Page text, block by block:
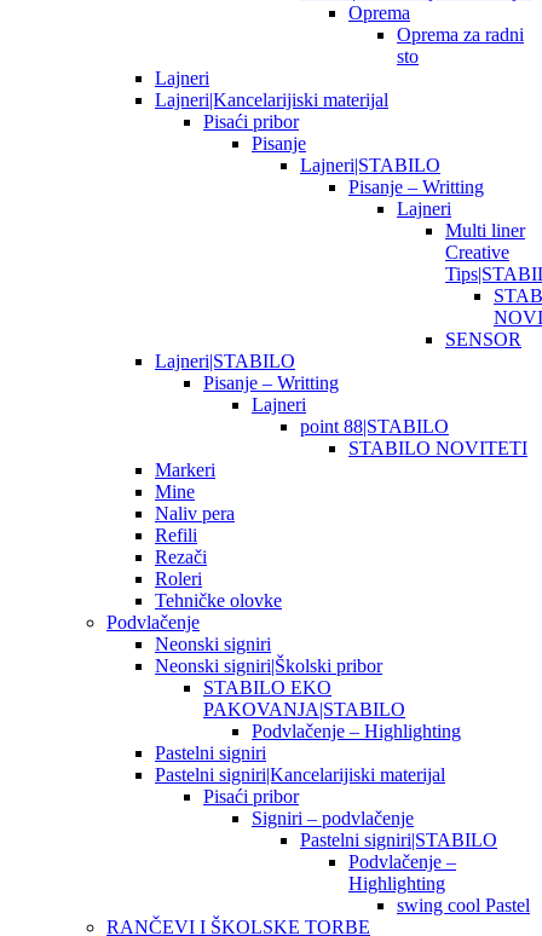
Oprema
Oprema za radni
sto
Lajneri
Lajneri|Kancelarijiski materijal
Pisaći pribor
Pisanje
Lajneri|STABILO
Pisanje – Writting
Lajneri
Multi liner
Creative
SENSOR
Lajneri|STABILO
Pisanje – Writting
Lajneri
point 88|STABILO
STABILO NOVITETI
Markeri
Mine
Naliv pera
Refili
Rezači
Roleri
Tehničke olovke
Podvlačenje
Neonski signiri
Neonski signiri|Školski pribor
STABILO EKO
PAKOVANJA|STABILO
Podvlačenje – Highlighting
Pastelni signiri
Pastelni signiri|Kancelarijiski materijal
Pisaći pribor
Signiri – podvlačenje
Pastelni signiri|STABILO
Podvlačenje –
Highlighting
swing cool Pastel
RANČEVI I ŠKOLSKE TORBE